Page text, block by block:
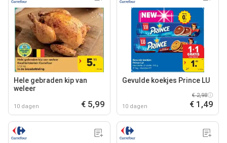
Hele gebraden kip van
weleer
10 dagen € 5,99
Gevulde koekjes Prince LU
10 dagen
€ 2,98
€ 1,49